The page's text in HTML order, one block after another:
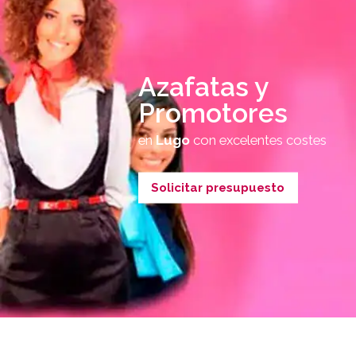
Azafatas y
Promotores
enLugocon excelentes costes
Solicitar presupuesto